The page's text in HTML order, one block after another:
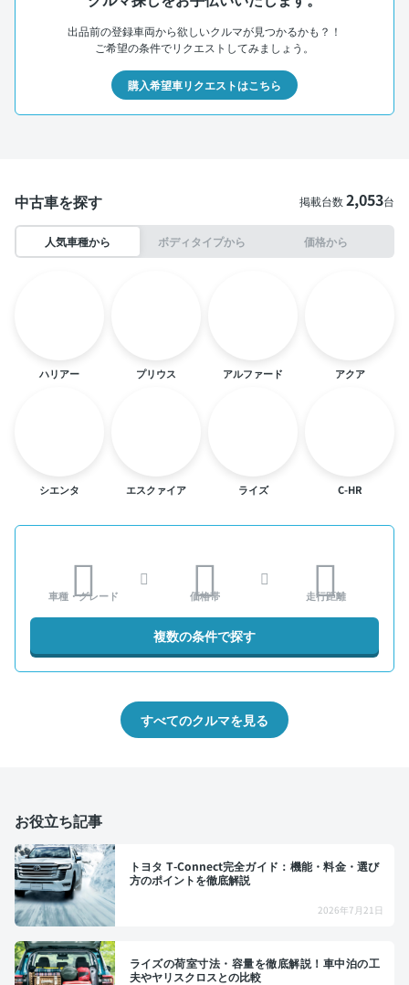
出品前の登録車両から欲しいクルマが見つかるかも？！
ご希望の条件でリクエストしてみましょう。
購入希望車リクエストはこちら
中古車を探す 掲載台数2,053台
人気車種から ボディタイプから 価格から
ハリアー プリウス アルファード アクア
シエンタ エスクァイア ライズ C-HR
車種・グレード 価格帯 走行距離
複数の条件で探す
すべてのクルマを見る
お役立ち記事
トヨタ T-Connect完全ガイド：機能・料金・選び
方のポイントを徹底解説
2026年7月21日
ライズの荷室寸法・容量を徹底解説！車中泊の工
夫やヤリスクロスとの比較